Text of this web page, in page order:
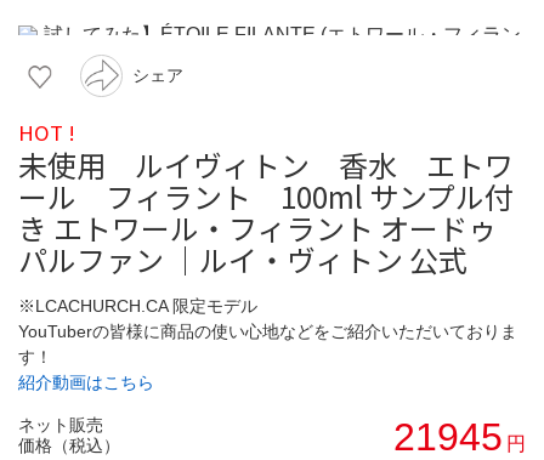
シェア
HOT !
未使用 ルイヴィトン 香水 エトワ
ール フィラント 100ml サンプル付
き エトワール・フィラント オードゥ
パルファン ｜ルイ・ヴィトン 公式
※LCACHURCH.CA 限定モデル
YouTuberの皆様に商品の使い心地などをご紹介いただいておりま
す！
紹介動画はこちら
ネット販売
価格（税込）
21945 円